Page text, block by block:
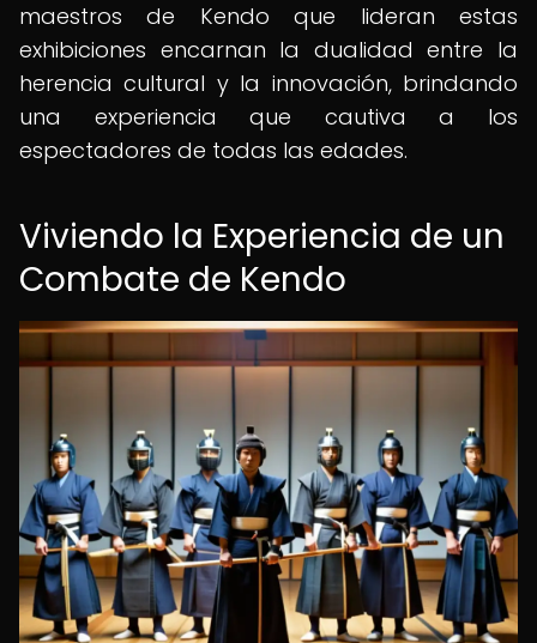
maestros de Kendo que lideran estas
exhibiciones encarnan la dualidad entre la
herencia cultural y la innovación, brindando
una experiencia que cautiva a los
espectadores de todas las edades.
Viviendo la Experiencia de un
Combate de Kendo